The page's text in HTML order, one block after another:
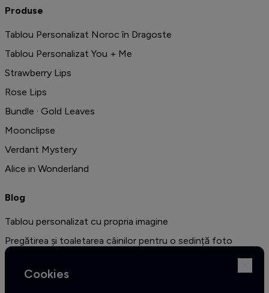
Produse
Tablou Personalizat Noroc în Dragoste
Tablou Personalizat You + Me
Strawberry Lips
Rose Lips
Bundle · Gold Leaves
Moonclipse
Verdant Mystery
Alice in Wonderland
Blog
Tablou personalizat cu propria imagine
Pregătirea și toaletarea câinilor pentru o sedință foto
profesională
Amenajarea unui dormitor în stil vintage - cele mai bune idei
Cookies